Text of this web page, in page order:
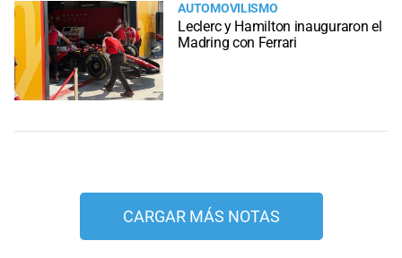
AUTOMOVILISMO
Leclerc y Hamilton inauguraron el
Madring con Ferrari
CARGAR MÁS NOTAS